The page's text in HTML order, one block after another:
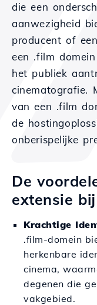
die een
aanwezigheid
producent of
een .film
het publiek
cinematografie.
van een .film
de
onberispelijke
De
extensie
Krachtige
.film-domein
herkenbare
cinema,
degenen die
vakgebied.